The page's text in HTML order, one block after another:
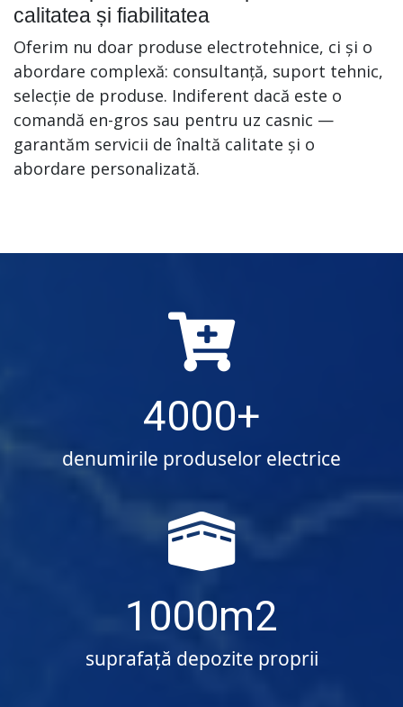
calitatea și fiabilitatea
Oferim nu doar produse electrotehnice, ci și o
abordare complexă: consultanță, suport tehnic,
selecție de produse. Indiferent dacă este o
comandă en-gros sau pentru uz casnic —
garantăm servicii de înaltă calitate și o
abordare personalizată.
4000
denumirile produselor electrice
1000
suprafaţă depozite proprii